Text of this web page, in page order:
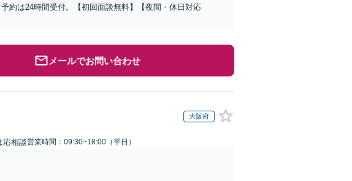
約は24時間受付。【初回面談無料】【夜間・休日対応
メールでお問い合わせ
大阪府
応相談営業時間：09:30~18:00（平日）